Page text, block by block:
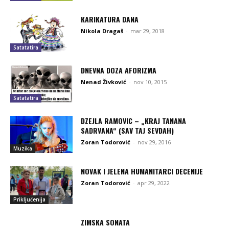
Satatatira
KARIKATURA DANA
Nikola Dragaš - mar 29, 2018
Satatatira
DNEVNA DOZA AFORIZMA
Nenad Živković - nov 10, 2015
Muzika
DZEJLA RAMOVIC – „KRAJ TANANA
SADRVANA“ (SAV TAJ SEVDAH)
Zoran Todorović - nov 29, 2016
Priključenija
NOVAK I JELENA HUMANITARCI DECENIJE
Zoran Todorović - apr 29, 2022
ZIMSKA SONATA